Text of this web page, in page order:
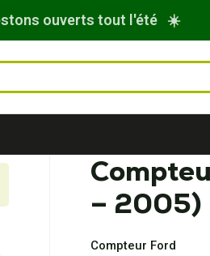
ouverts tout l'été ☀️
– 2005)
Compteur Ford